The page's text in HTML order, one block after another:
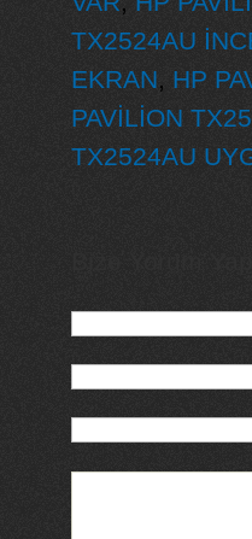
TX2524AU
EKRAN, HP
PAVİLİON
TX2524AU